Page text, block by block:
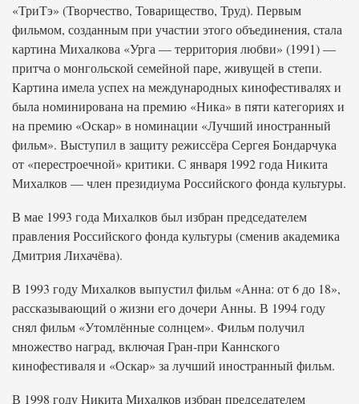
«ТриТэ» (Творчество, Товарищество, Труд). Первым
фильмом, созданным при участии этого объединения, стала
картина Михалкова «Урга — территория любви» (1991) —
притча о монгольской семейной паре, живущей в степи.
Картина имела успех на международных кинофестивалях и
была номинирована на премию «Ника» в пяти категориях и
на премию «Оскар» в номинации «Лучший иностранный
фильм». Выступил в защиту режиссёра Сергея Бондарчука
от «перестроечной» критики. С января 1992 года Никита
Михалков — член президиума Российского фонда культуры.
В мае 1993 года Михалков был избран председателем
правления Российского фонда культуры (сменив академика
Дмитрия Лихачёва).
В 1993 году Михалков выпустил фильм «Анна: от 6 до 18»,
рассказывающий о жизни его дочери Анны. В 1994 году
снял фильм «Утомлённые солнцем». Фильм получил
множество наград, включая Гран-при Каннского
кинофестиваля и «Оскар» за лучший иностранный фильм.
В 1998 году Никита Михалков избран председателем